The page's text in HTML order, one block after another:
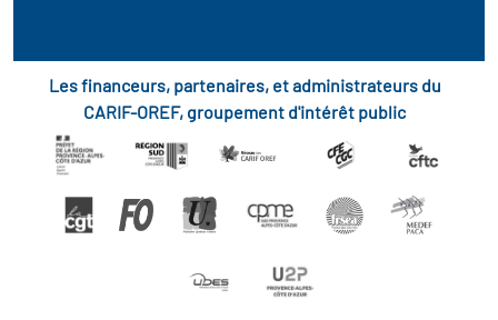
Les financeurs, partenaires, et administrateurs du
CARIF-OREF, groupement d'intérêt public